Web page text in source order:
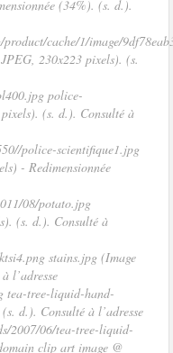
(34%). (s. d.).
cache/1/image/
230x223 pixels). (s.
police-
(s. d.). Consulté à
police-scientifique1.jpg
- Redimensionnée
08/potato.jpg
(s. d.). Consulté à
stains.jpg (Image
l’adresse
tea-tree-liquid-hand-
d.). Consulté à l’adresse
2007/06/tea-tree-liquid-
clip art image @